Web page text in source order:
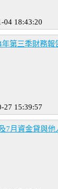
04 18:43:20
第三季財務報
27 15:39:57
7月資金貸與他